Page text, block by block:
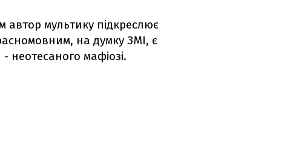
автор мультику підкреслює
на думку ЗМІ, є
неотесаного мафіозі.